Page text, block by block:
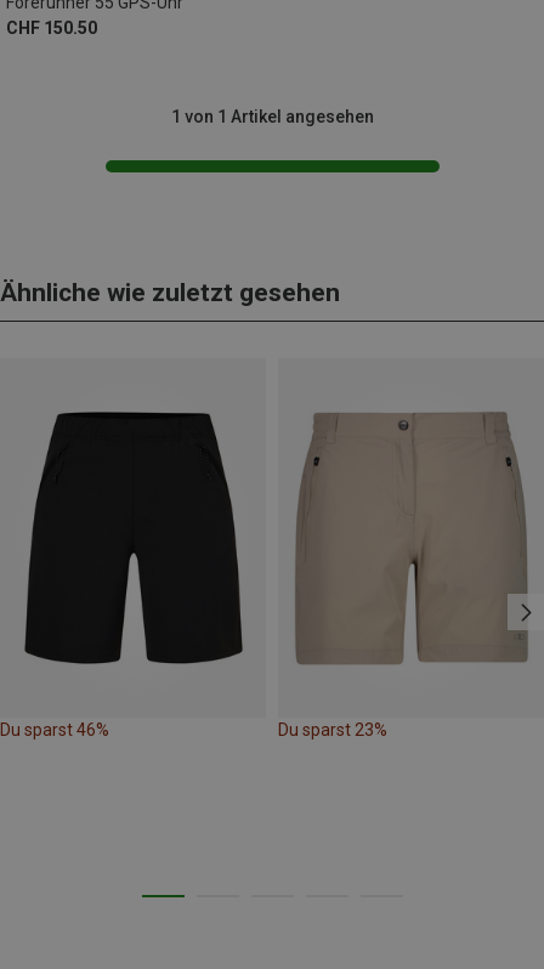
CHF 150.50
1 von 1 Artikel angesehen
Ähnliche wie zuletzt gesehen
Du sparst 46% Du sparst 23%